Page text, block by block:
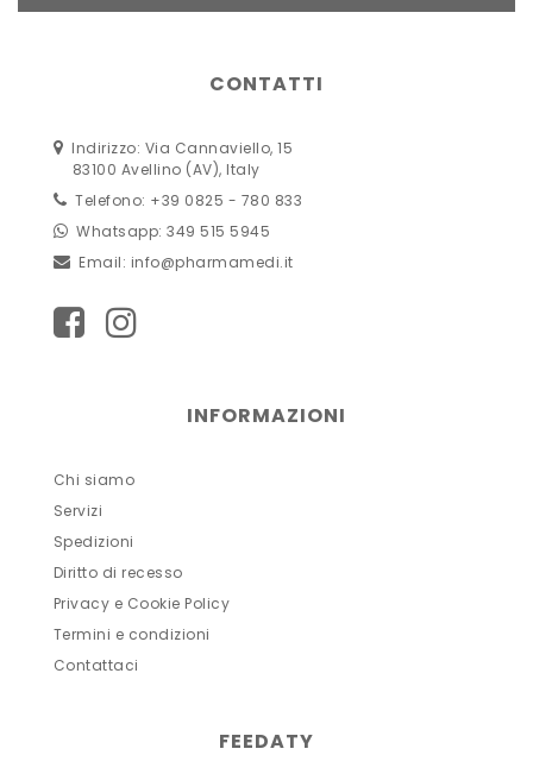
CONTATTI
Indirizzo: Via Cannaviello, 15
83100 Avellino (AV), Italy
Telefono: +39 0825 - 780 833
Whatsapp: 349 515 5945
Email: info@pharmamedi.it
INFORMAZIONI
Chi siamo
Servizi
Spedizioni
Diritto di recesso
Privacy e Cookie Policy
Termini e condizioni
Contattaci
FEEDATY